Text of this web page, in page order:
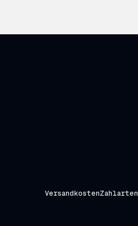
VersandkostenZahlarten